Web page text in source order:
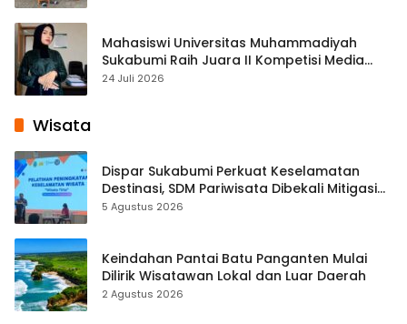
Mahasiswi Universitas Muhammadiyah
Sukabumi Raih Juara II Kompetisi Media
Pembelajaran Digital Tingkat Internasional
24 Juli 2026
Wisata
Dispar Sukabumi Perkuat Keselamatan
Destinasi, SDM Pariwisata Dibekali Mitigasi
hingga Teknik Evakuasi
5 Agustus 2026
Keindahan Pantai Batu Panganten Mulai
Dilirik Wisatawan Lokal dan Luar Daerah
2 Agustus 2026